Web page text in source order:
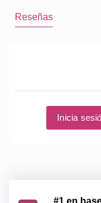
Reseñas
Inicia